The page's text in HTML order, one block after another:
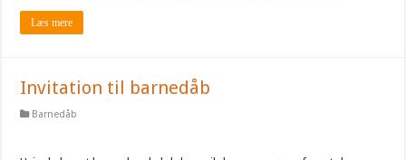
Læs mere
Invitation til barnedåb
Barnedåb